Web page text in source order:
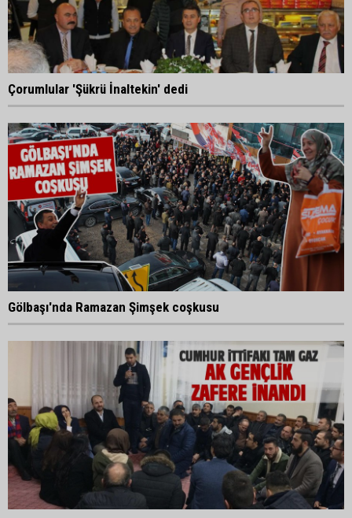
Çorumlular 'Şükrü İnaltekin' dedi
Gölbaşı'nda Ramazan Şimşek coşkusu